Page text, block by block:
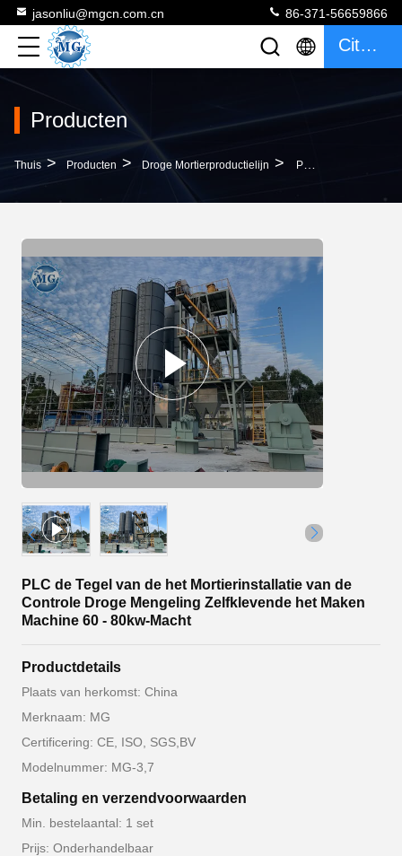
jasonliu@mgcn.com.cn 86-371-56659866
Citaat
Producten
Thuis > Producten > Droge Mortierproductielijn > PLC De Tegel Van De Het Mortierinstallatie Van De Controle Droge Mengeling Zelfklevende Het Maken Machine 60 - 80kw-Macht
PLC de Tegel van de het Mortierinstallatie van de
Controle Droge Mengeling Zelfklevende het Maken
Machine 60 - 80kw-Macht
Productdetails
Plaats van herkomst: China
Merknaam: MG
Certificering: CE, ISO, SGS,BV
Modelnummer: MG-3,7
Betaling en verzendvoorwaarden
Min. bestelaantal: 1 set
Prijs: Onderhandelbaar